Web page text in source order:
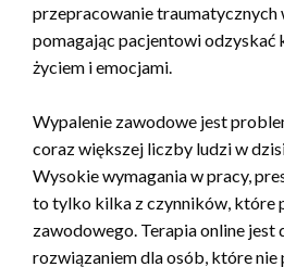
przepracowanie traumatycznych
pomagając pacjentowi odzyskać
życiem i emocjami.
Wypalenie zawodowe jest
coraz większej liczby ludzi w
Wysokie wymagania w pracy,
to tylko kilka z czynników, które
zawodowego. Terapia online jest
rozwiązaniem dla osób, które